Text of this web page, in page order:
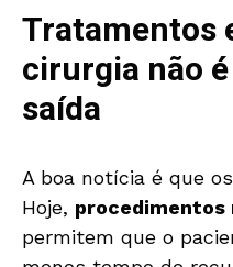
Tratamentos
cirurgia não
saída
A boa notícia é que
Hoje, procedimentos
permitem que o